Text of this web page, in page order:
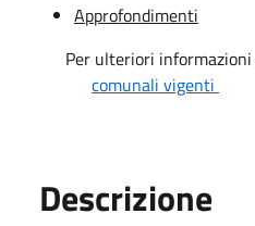
Approfondimenti
Per ulteriori
comunali vigenti
Descrizione